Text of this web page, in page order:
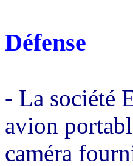
Défense
- La société
avion
caméra